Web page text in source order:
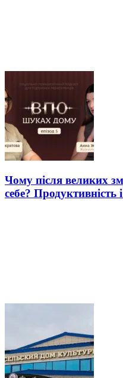
Чому після великих
себе?